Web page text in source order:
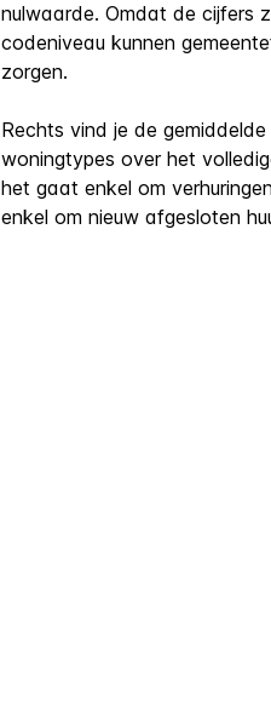
nulwaarde. Omdat de cijfers
codeniveau kunnen
zorgen.
Rechts vind je de
woningtypes over het
het gaat enkel om
enkel om nieuw afgesloten